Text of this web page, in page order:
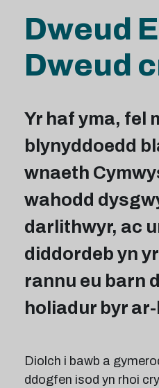
Dweud
Dweud
Yr haf yma, fel
blynyddoedd
wnaeth
wahodd
darlithwyr, ac
diddordeb yn
rannu eu barn
holiadur byr
Diolch i bawb a
ddogfen isod yn rhoi